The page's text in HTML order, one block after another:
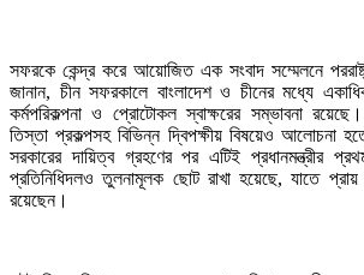
সফরকে কেন্দ্র করে আয়োজিত এক সংবাদ সম্মেলনে
জানান, চীন সফরকালে বাংলাদেশ ও চীনের মধ্যে
কর্মপরিকল্পনা ও প্রোটোকল স্বাক্ষরের সম্ভাবনা
তিস্তা প্রকল্পসহ বিভিন্ন দ্বিপক্ষীয় বিষয়েও আলোচনা
সরকারের দায়িত্ব গ্রহণের পর এটিই প্রধানমন্ত্রীর
প্রতিনিধিদলও তুলনামূলক ছোট রাখা হয়েছে, যাতে
রয়েছেন।